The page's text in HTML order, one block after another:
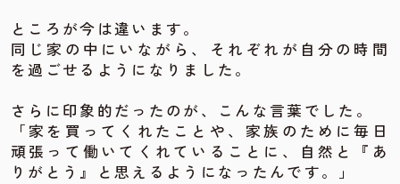
ところが今は違います。
同じ家の中にいながら、それぞれが自分の時間
を過ごせるようになりました。
さらに印象的だったのが、こんな言葉でした。
「家を買ってくれたことや、家族のために毎日
頑張って働いてくれていることに、自然と『あ
りがとう』と思えるようになったんです。」